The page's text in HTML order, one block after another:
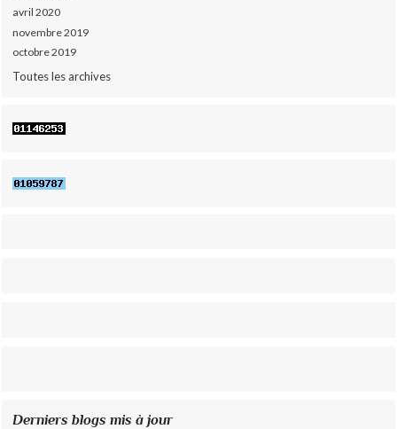
avril 2020
novembre 2019
octobre 2019
Toutes les archives
Derniers blogs mis à jour